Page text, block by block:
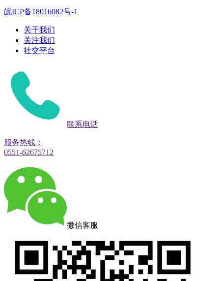
皖ICP备18016082号-1
关于我们
关注我们
社交平台
联系电话
服务热线：
0551-62675712
微信客服